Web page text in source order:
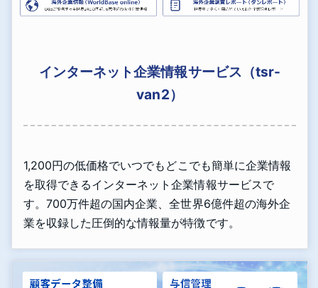
インターネット企業情報サービス（tsr-
van2）
1,200円の低価格でいつでもどこでも簡単に企業情報
を取得できるインターネット企業情報サービスで
す。700万件超の国内企業、全世界6億件超の海外企
業を収録した圧倒的な情報量が特徴です。